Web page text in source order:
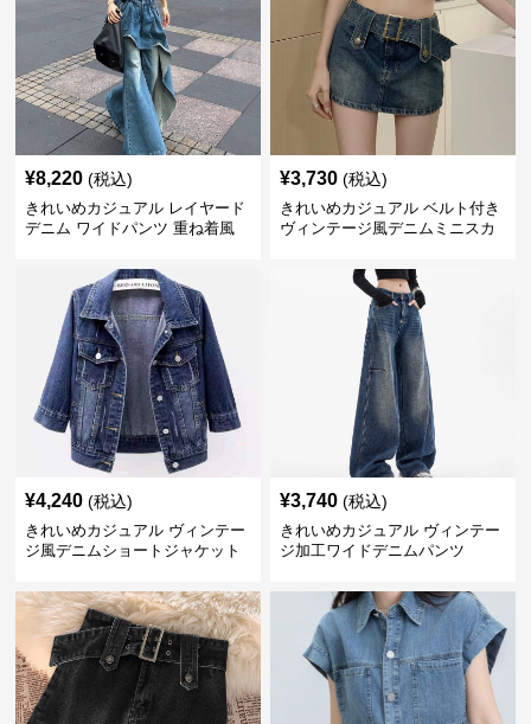
¥8,220 (税込)
きれいめカジュアル レイヤード
デニム ワイドパンツ 重ね着風
¥3,730 (税込)
きれいめカジュアル ベルト付き
ヴィンテージ風デニムミニスカ
¥4,240 (税込)
きれいめカジュアル ヴィンテー
ジ風デニムショートジャケット
¥3,740 (税込)
きれいめカジュアル ヴィンテー
ジ加工ワイドデニムパンツ